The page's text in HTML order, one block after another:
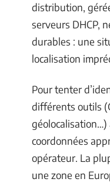
distribution,
serveurs DHCP,
durables : une
localisation
Pour tenter
différents outils
géolocalisation…)
coordonnées
opérateur. La
une zone en